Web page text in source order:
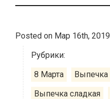
Posted on Мар 16th, 2019
Рубрики:
8 Марта
Выпечка
Выпечка сладкая